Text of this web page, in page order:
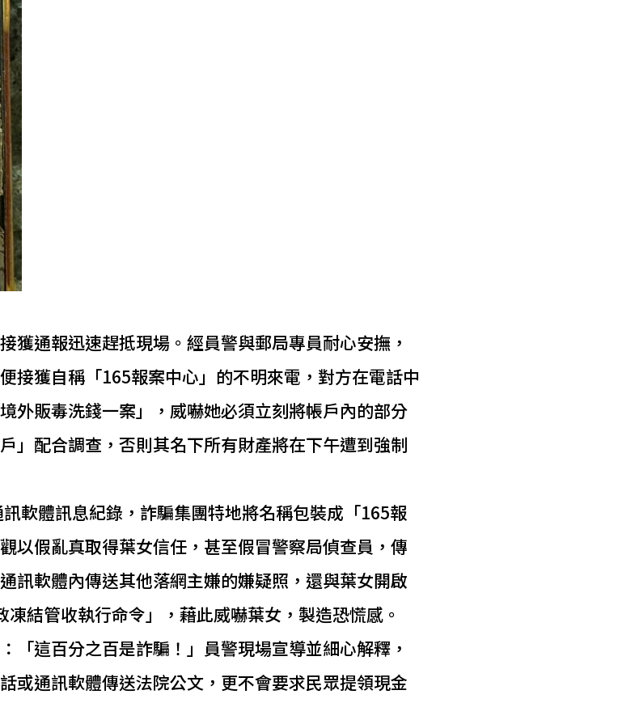
獲通報迅速趕抵現場。經員警與郵局專員耐心安撫，
接獲自稱「165報案中心」的不明來電，對方在電話中
外販毒洗錢一案」，威嚇她必須立刻將帳戶內的部分
」配合調查，否則其名下所有財產將在下午遭到強制
軟體訊息紀錄，詐騙集團特地將名稱包裝成「165報
以假亂真取得葉女信任，甚至假冒警察局偵查員，傳
訊軟體內傳送其他落網主嫌的嫌疑照，還與葉女開啟
結管收執行命令」，藉此威嚇葉女，製造恐慌感。
「這百分之百是詐騙！」員警現場宣導並細心解釋，
或通訊軟體傳送法院公文，更不會要求民眾提領現金